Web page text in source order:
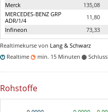
Merck
135,08
MERCEDES-BENZ GRP
ADR/1/4
11,80
Infineon
73,33
Realtimekurse von Lang & Schwarz
Realtime
min. 15 Minuten
Rohstoffe